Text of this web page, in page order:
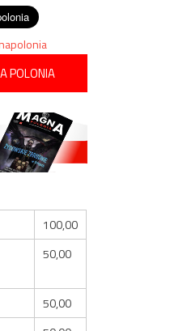
POLONIA
100,00
50,00
50,00